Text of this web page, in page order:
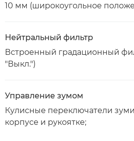
10 мм (широкоугольное
Нейтральный фильтр
Встроенный градационный
"Выкл.")
Управление зумом
Кулисные переключатели
корпусе и рукоятке;